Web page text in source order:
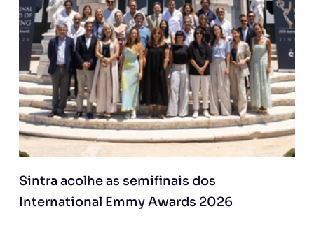
Sintra acolhe as semifinais dos
International Emmy Awards 2026